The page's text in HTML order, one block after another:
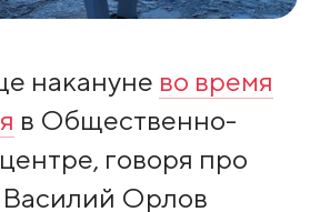
накануне во время
в Общественно-
говоря про
Василий Орлов